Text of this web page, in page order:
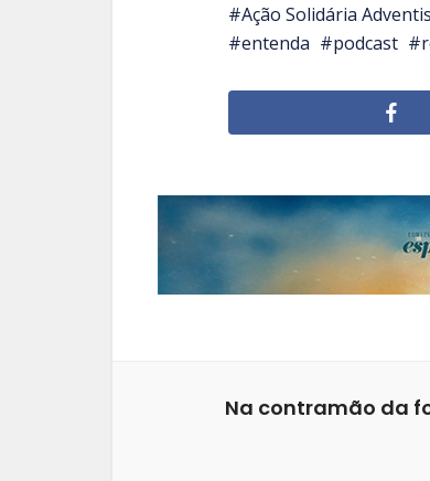
Ação Solidária
entenda
podcast
Na contramão da